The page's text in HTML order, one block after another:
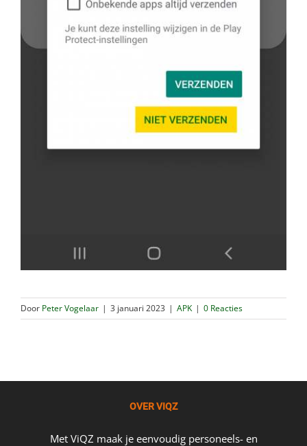
Door Peter Vogelaar | 3 januari 2023 | APK | 0 Reacties
OVER VIQZ
Met ViQZ maak je eenvoudig personeels- en